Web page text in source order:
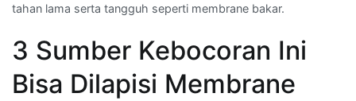
tahan lama serta tangguh seperti membrane bakar.
3 Sumber Kebocoran Ini
Bisa Dilapisi Membrane